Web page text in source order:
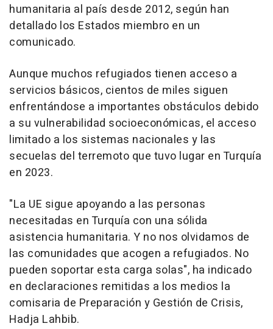
humanitaria al país desde 2012, según han
detallado los Estados miembro en un
comunicado.
Aunque muchos refugiados tienen acceso a
servicios básicos, cientos de miles siguen
enfrentándose a importantes obstáculos debido
a su vulnerabilidad socioeconómicas, el acceso
limitado a los sistemas nacionales y las
secuelas del terremoto que tuvo lugar en Turquía
en 2023.
"La UE sigue apoyando a las personas
necesitadas en Turquía con una sólida
asistencia humanitaria. Y no nos olvidamos de
las comunidades que acogen a refugiados. No
pueden soportar esta carga solas", ha indicado
en declaraciones remitidas a los medios la
comisaria de Preparación y Gestión de Crisis,
Hadja Lahbib.